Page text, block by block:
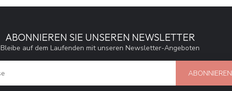
ABONNIEREN SIE UNSEREN NEWSLETTER
Bleibe auf dem Laufenden mit unseren Newsletter-Angeboten
ABONNIEREN